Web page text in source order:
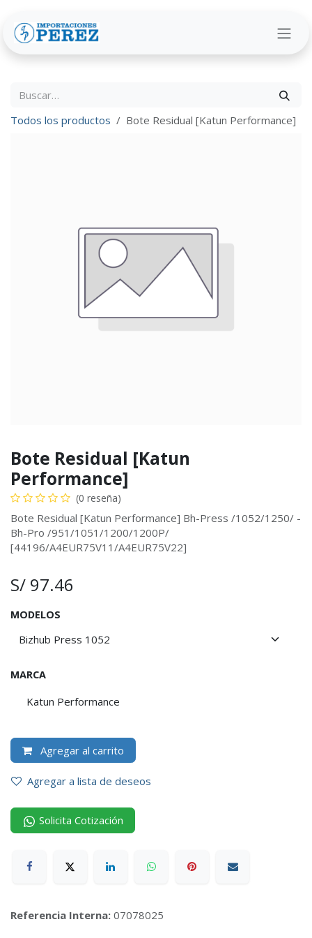
Todos los productos Bote Residual [Katun Performance]
Bote Residual [Katun
Performance]
(0 reseña)
Bote Residual [Katun Performance] Bh-Press /1052/1250/ -
Bh-Pro /951/1051/1200/1200P/
[44196/A4EUR75V11/A4EUR75V22]
S/ 97.46
MODELOS
MARCA
Katun Performance
Agregar al carrito
Agregar a lista de deseos
Solicita Cotización
Referencia Interna: 07078025